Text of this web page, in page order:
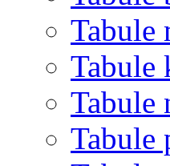
Tabule
Tabule
Tabule
Tabule